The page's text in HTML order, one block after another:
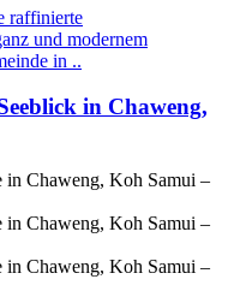
raffinierte
und modernem
in ..
in Chaweng,